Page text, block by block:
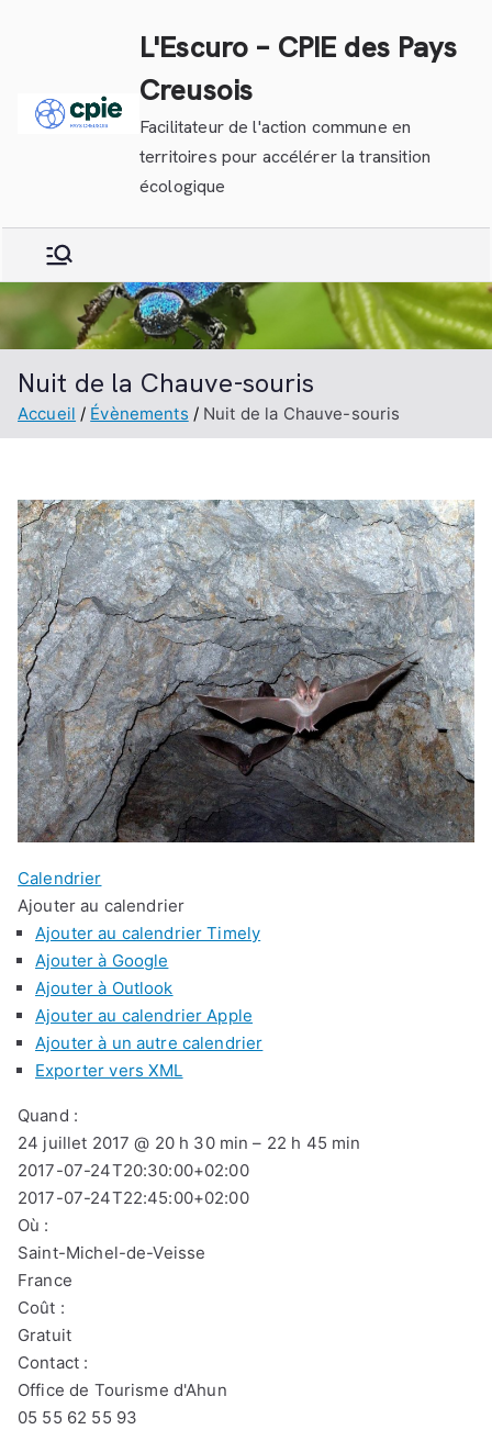
L'Escuro – CPIE des Pays
Creusois
Facilitateur de l'action commune en
territoires pour accélérer la transition
écologique
Nuit de la Chauve-souris
Accueil Évènements Nuit de la Chauve-souris
Calendrier
Ajouter au calendrier
Ajouter au calendrier Timely
Ajouter à Google
Ajouter à Outlook
Ajouter au calendrier Apple
Ajouter à un autre calendrier
Exporter vers XML
Quand :
24 juillet 2017 @ 20 h 30 min – 22 h 45 min
2017-07-24T20:30:00+02:00
2017-07-24T22:45:00+02:00
Où :
Saint-Michel-de-Veisse
France
Coût :
Gratuit
Contact :
Office de Tourisme d'Ahun
05 55 62 55 93